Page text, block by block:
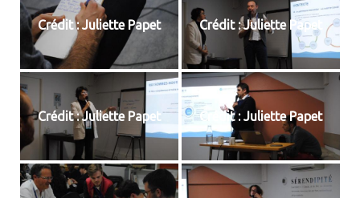
Crédit : Juliette Papet Crédit : Juliette Papet
Crédit : Juliette Papet Crédit : Juliette Papet